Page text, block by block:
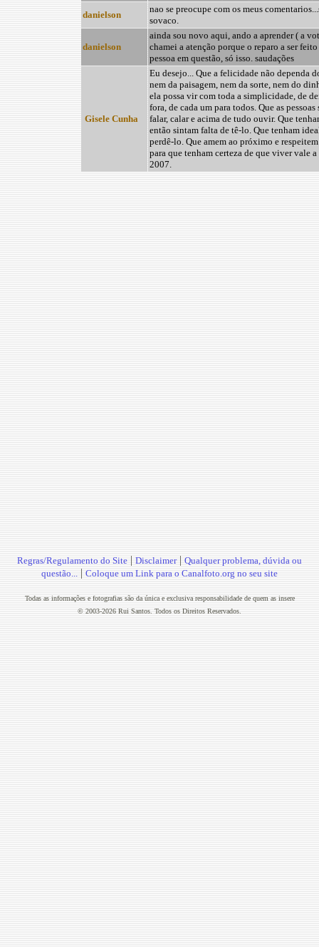
danielson
nao se preocupe com os meus
sovaco.
danielson
ainda sou novo aqui, ando a aprender ( a
chamei a atenção porque o reparo a ser
pessoa em questão, só isso. saudações
Gisele Cunha
Eu desejo... Que a felicidade não dependa
nem da paisagem, nem da sorte, nem do
ela possa vir com toda a simplicidade, de
fora, de cada um para todos. Que as pessoas
falar, calar e acima de tudo ouvir. Que
então sintam falta de tê-lo. Que tenham
perdê-lo. Que amem ao próximo e
para que tenham certeza de que viver vale
2007.
Regras/Regulamento do Site | Disclaimer| Qualquer problema, dúvida ou
questão... | Coloque um Link para o Canalfoto.org no seu site
Todas as informações e fotografias são da única e exclusiva responsabilidade de quem as insere
© 2003-2026 Rui Santos. Todos os Direitos Reservados.